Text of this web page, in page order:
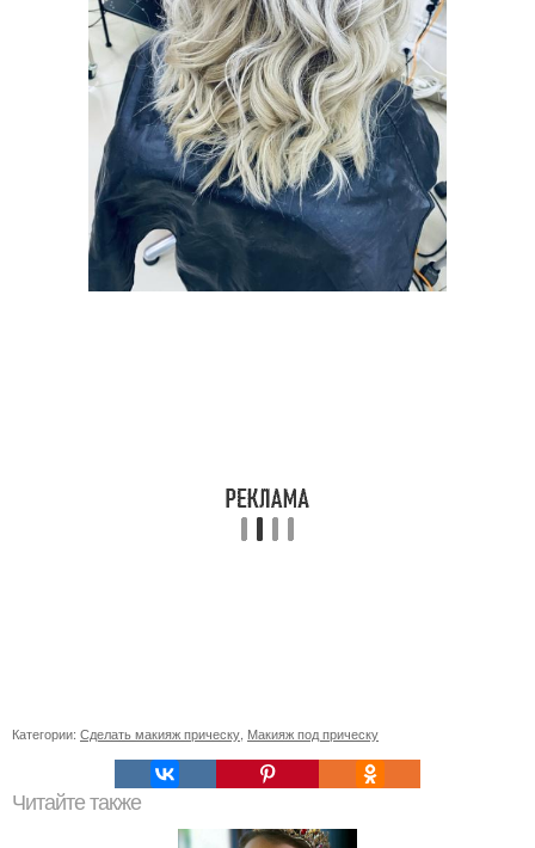
Категории: Сделать макияж прическу, Макияж под прическу
Читайте также